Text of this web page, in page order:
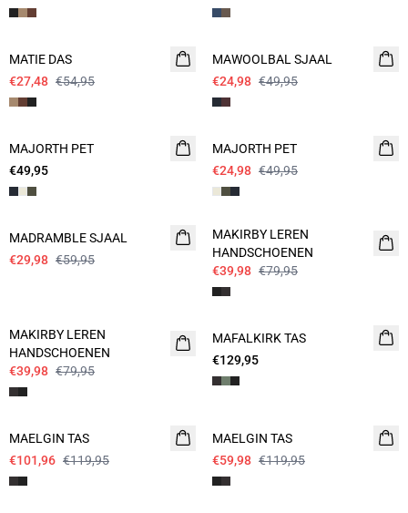
- 50%
MATIE DAS
€27,48 €54,95
- 50%
MAWOOLBAL SJAAL
€24,98 €49,95
MAJORTH PET
€49,95
- 50%
MAJORTH PET
€24,98 €49,95
- 50%
MADRAMBLE SJAAL
€29,98 €59,95
- 50%
MAKIRBY LEREN
HANDSCHOENEN
€39,98 €79,95
MAKIRBY LEREN
HANDSCHOENEN
€39,98 €79,95
NIEUW
MAFALKIRK TAS
€129,95
15%
MAELGIN TAS
€101,96 €119,95
MAELGIN TAS
€59,98 €119,95